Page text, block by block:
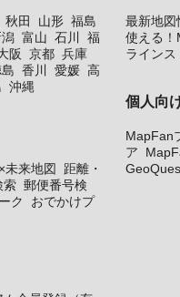
秋田 山形 福島
富山 石川
福
阪 京都 兵庫
香川 愛媛 高
沖縄
未来地図
距離・
索 郵便番号検
ク
おでかけプ
最新地図
使える！
ラインス
個人向
MapFan
ア